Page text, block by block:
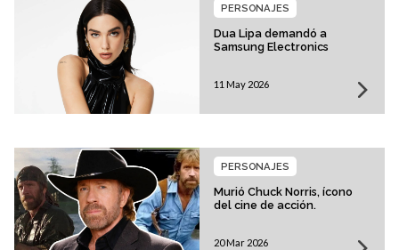
Dua Lipa demandó a
Samsung Electronics
PERSONAJES
11 May 2026
Murió Chuck Norris, ícono
del cine de acción.
PERSONAJES
20 Mar 2026